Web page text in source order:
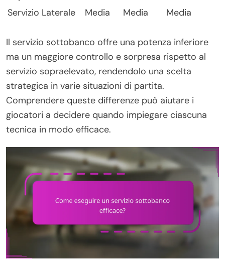
Servizio Laterale
Media Media Media
Il servizio sottobanco offre una potenza inferiore
ma un maggiore controllo e sorpresa rispetto al
servizio sopraelevato, rendendolo una scelta
strategica in varie situazioni di partita.
Comprendere queste differenze può aiutare i
giocatori a decidere quando impiegare ciascuna
tecnica in modo efficace.